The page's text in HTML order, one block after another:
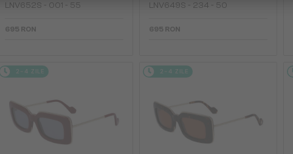
LNV652S - 001 - 55
695 RON
LNV649S - 234 - 50
695 RON
2-4 ZILE 2-4 ZILE